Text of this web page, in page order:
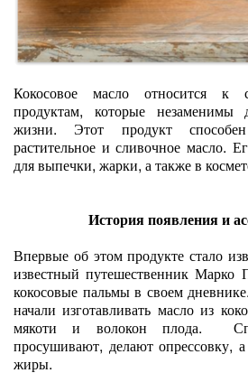
Кокосовое масло относится к
продуктам, которые незаменимы
жизни. Этот продукт
растительное и сливочное масло.
для выпечки, жарки, а также в
История появления и
Впервые об этом продукте стало
известный путешественник Марко
кокосовые пальмы в своем
начали изготавливать масло из
мякоти и волокон плода.
просушивают, делают опрессовку,
жиры.